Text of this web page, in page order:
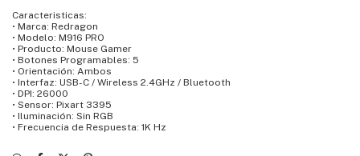
Caracteristicas:
• Marca: Redragon
• Modelo: M916 PRO
• Producto: Mouse Gamer
• Botones Programables: 5
• Orientación: Ambos
• Interfaz: USB-C / Wireless 2.4GHz / Bluetooth
• DPI: 26000
• Sensor: Pixart 3395
• Iluminación: Sin RGB
• Frecuencia de Respuesta: 1K Hz